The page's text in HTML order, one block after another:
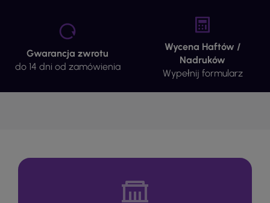
Gwarancja zwrotu
do 14 dni od zamówienia
Wycena Haftów /
Nadruków
Wypełnij formularz